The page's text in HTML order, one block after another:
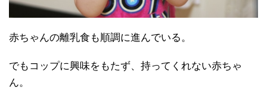
赤ちゃんの離乳食も順調に進んでいる。
でもコップに興味をもたず、持ってくれない赤ちゃ
ん。